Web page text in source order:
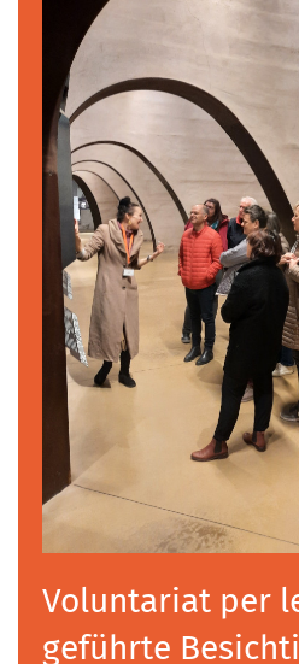
Voluntariat per
geführte